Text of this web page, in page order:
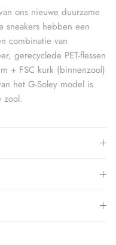
ons nieuwe duurzame
sneakers hebben een
combinatie van
gerecyclede PET-flessen
+ FSC kurk (binnenzool)
het G-Soley model is
zool.